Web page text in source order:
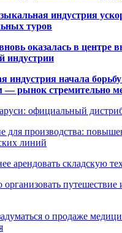
индустрия
туров
оказалась в центре
индустрии
индустрия начала
— рынок стремительно
официальный
для производства:
линий
арендовать складскую
организовать
о продаже